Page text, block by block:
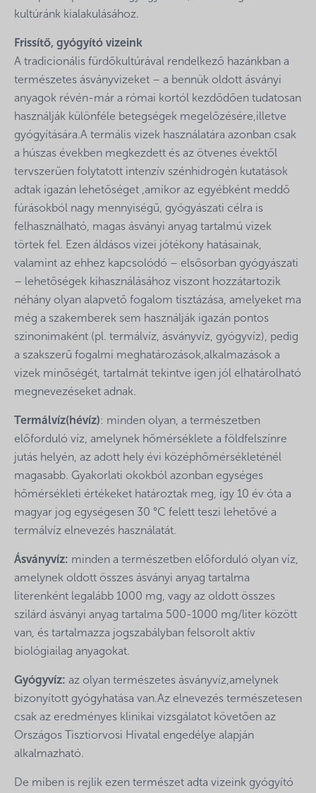
kultúránk kialakulásához.
Frissítő, gyógyító vizeink
A tradicionális fürdőkultúrával rendelkező hazánkban a
természetes ásványvizeket – a bennük oldott ásványi
anyagok révén-már a római kortól kezdődően tudatosan
használják különféle betegségek megelőzésére,illetve
gyógyítására.A termális vizek használatára azonban csak
a húszas években megkezdett és az ötvenes évektől
tervszerűen folytatott intenzív szénhidrogén kutatások
adtak igazán lehetőséget ,amikor az egyébként meddő
fúrásokból nagy mennyiségű, gyógyászati célra is
felhasználható, magas ásványi anyag tartalmú vizek
törtek fel. Ezen áldásos vizei jótékony hatásainak,
valamint az ehhez kapcsolódó – elsősorban gyógyászati
– lehetőségek kihasználásához viszont hozzátartozik
néhány olyan alapvető fogalom tisztázása, amelyeket ma
még a szakemberek sem használják igazán pontos
szinonimaként (pl. termálvíz, ásványvíz, gyógyvíz), pedig
a szakszerű fogalmi meghatározások,alkalmazások a
vizek minőségét, tartalmát tekintve igen jól elhatárolható
megnevezéseket adnak.
Termálvíz(hévíz): minden olyan, a természetben
előforduló víz, amelynek hőmérséklete a földfelszínre
jutás helyén, az adott hely évi középhőmérsékleténél
magasabb. Gyakorlati okokból azonban egységes
hőmérsékleti értékeket határoztak meg, így 10 év óta a
magyar jog egységesen 30 °C felett teszi lehetővé a
termálvíz elnevezés használatát.
Ásványvíz: minden a természetben előforduló olyan víz,
amelynek oldott összes ásványi anyag tartalma
literenként legalább 1000 mg, vagy az oldott összes
szilárd ásványi anyag tartalma 500-1000 mg/liter között
van, és tartalmazza jogszabályban felsorolt aktív
biológiailag anyagokat.
Gyógyvíz: az olyan természetes ásványvíz,amelynek
bizonyított gyógyhatása van.Az elnevezés természetesen
csak az eredményes klinikai vizsgálatot követően az
Országos Tisztiorvosi Hivatal engedélye alapján
alkalmazható.
De miben is rejlik ezen természet adta vizeink gyógyító